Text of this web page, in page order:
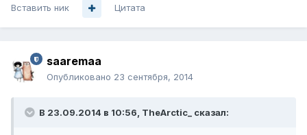
Вставить ник Цитата
saaremaa
Опубликовано 23 сентября, 2014
В 23.09.2014 в 10:56, TheArctic_ сказал: